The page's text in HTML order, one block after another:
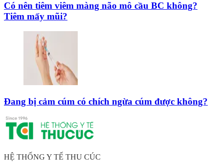
Có nên tiêm viêm màng não mô cầu BC không?
Tiêm mấy mũi?
Đang bị cảm cúm có chích ngừa cúm được không?
HỆ THỐNG Y TẾ THU CÚC